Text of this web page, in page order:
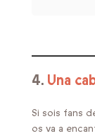
4. Una
Si sois fans
os va a